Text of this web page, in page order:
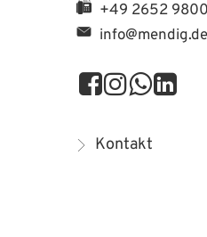
+49 2652
info@mendig.de
Kontakt